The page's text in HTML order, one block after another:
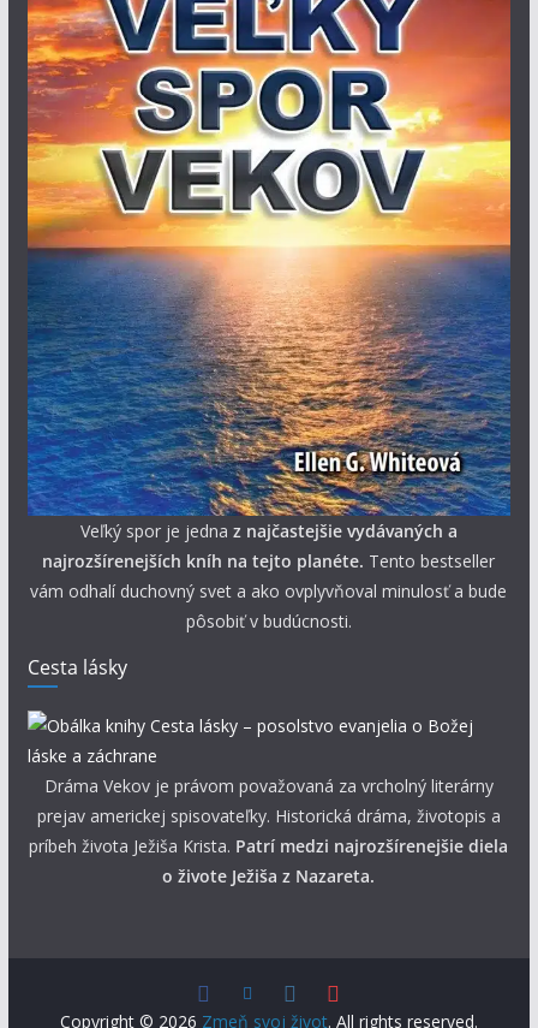
Veľký spor je jedna z najčastejšie vydávaných a
najrozšírenejších kníh na tejto planéte. Tento bestseller
vám odhalí duchovný svet a ako ovplyvňoval minulosť a bude
pôsobiť v budúcnosti.
Cesta lásky
Dráma Vekov je právom považovaná za vrcholný literárny
prejav americkej spisovateľky. Historická dráma, životopis a
príbeh života Ježiša Krista. Patrí medzi najrozšírenejšie diela
o živote Ježiša z Nazareta.
Copyright © 2026 Zmeň svoj život. All rights reserved.